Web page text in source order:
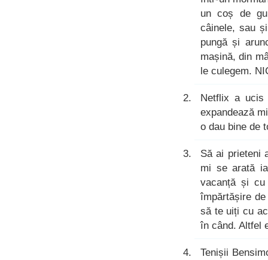
un coș de
câinele, sau
pungă și
mașină, din
le culegem.
Netflix a ucis
expandează
o dau bine de
Să ai prieteni
mi se arată
vacanță și
împărtășire
să te uiți cu
în când. Altfel
Tenișii